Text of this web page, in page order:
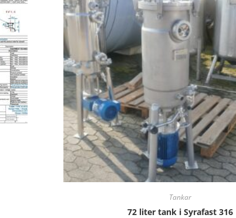
Tankar
72 liter tank i Syrafast 316